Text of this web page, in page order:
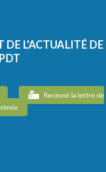
DE L'ACTUALITÉ DE
Recevoir la lettre de